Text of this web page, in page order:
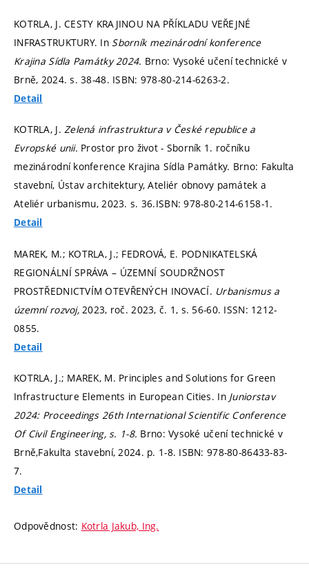
KOTRLA, J. CESTY KRAJINOU NA PŘÍKLADU VEŘEJNÉ
INFRASTRUKTURY. In Sborník mezinárodní konference
Krajina Sídla Památky 2024. Brno: Vysoké učení technické v
Brně, 2024.s. 38-48. ISBN: 978-80-214-6263-2.
Detail
KOTRLA, J.Zelená infrastruktura v České republice a
Evropské unii. Prostor pro život - Sborník 1. ročníku
mezinárodní konference Krajina Sídla Památky. Brno: Fakulta
stavební, Ústav architektury, Ateliér obnovy památek a
Ateliér urbanismu, 2023. s. 36.ISBN: 978-80-214-6158-1.
Detail
MAREK, M.; KOTRLA, J.; FEDROVÁ, E. PODNIKATELSKÁ
REGIONÁLNÍ SPRÁVA – ÚZEMNÍ SOUDRŽNOST
PROSTŘEDNICTVÍM OTEVŘENÝCH INOVACÍ. Urbanismus a
územní rozvoj, 2023, roč. 2023, č. 1, s. 56-60. ISSN: 1212-
0855.
Detail
KOTRLA, J.; MAREK, M. Principles and Solutions for Green
Infrastructure Elements in European Cities. In Juniorstav
2024: Proceedings 26th International Scientific Conference
Of Civil Engineering, s. 1-8. Brno: Vysoké učení technické v
Brně,Fakulta stavební, 2024. p. 1-8. ISBN: 978-80-86433-83-
7.
Detail
Odpovědnost: Kotrla Jakub, Ing.